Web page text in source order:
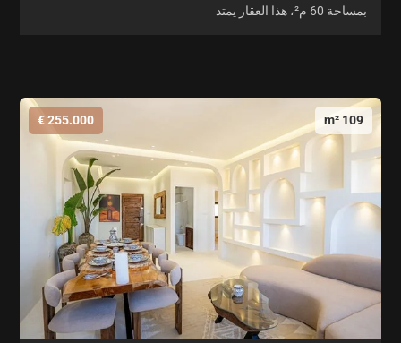
بمساحة 60 م²، هذا العقار يمتد
109 m²
255.000 €